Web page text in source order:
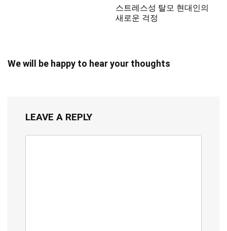
스트레스성 탈모 현대인의
새로운 걱정
We will be happy to hear your thoughts
LEAVE A REPLY